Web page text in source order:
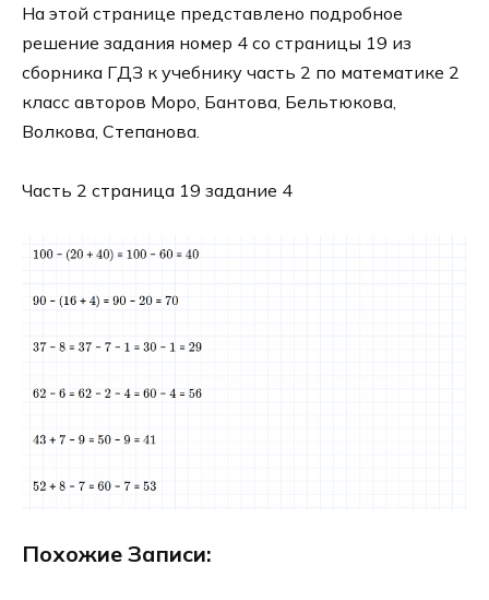
На этой странице представлено подробное
решение задания номер 4 со страницы 19 из
сборника ГДЗ к учебнику часть 2 по математике 2
класс авторов Моро, Бантова, Бельтюкова,
Волкова, Степанова.
Часть 2 страница 19 задание 4
Похожие Записи: